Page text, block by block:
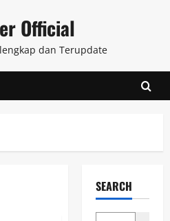
Official
dan Terupdate
SEARCH